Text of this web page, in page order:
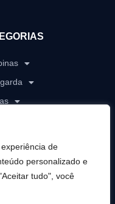
de
personalizado e
tudo", você